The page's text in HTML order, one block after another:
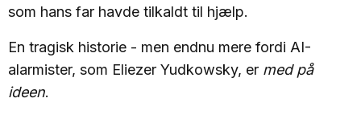
som hans far havde tilkaldt til hjælp.
En tragisk historie - men endnu mere fordi AI-
alarmister, som Eliezer Yudkowsky, er med på
ideen.